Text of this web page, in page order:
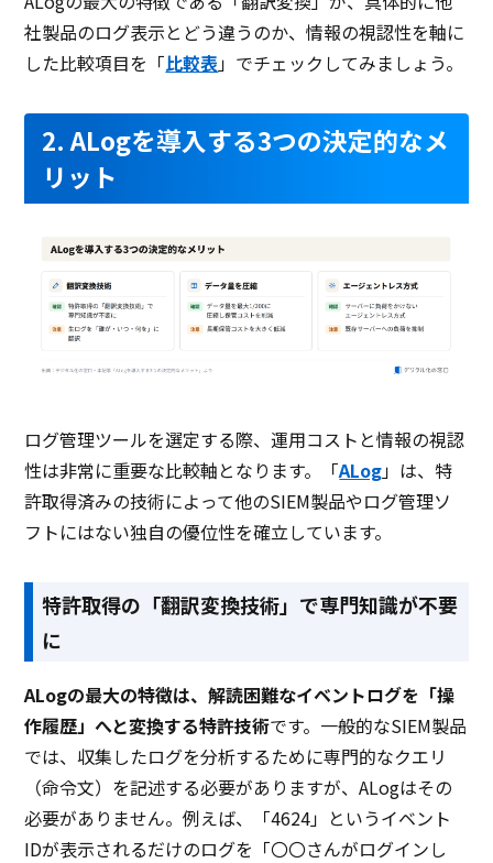
社製品のログ表示とどう違うのか、情報の視認性を軸に
した比較項目を「比較表」でチェックしてみましょう。
2. ALogを導入する3つの決定的なメ
リット
ログ管理ツールを選定する際、運用コストと情報の視認
性は非常に重要な比較軸となります。「ALog」は、特
許取得済みの技術によって他のSIEM製品やログ管理ソ
フトにはない独自の優位性を確立しています。
特許取得の「翻訳変換技術」で専門知識が不要
に
ALogの最大の特徴は、解読困難なイベントログを「操
作履歴」へと変換する特許技術です。一般的なSIEM製品
では、収集したログを分析するために専門的なクエリ
（命令文）を記述する必要がありますが、ALogはその
必要がありません。例えば、「4624」というイベント
IDが表示されるだけのログを「〇〇さんがログインし